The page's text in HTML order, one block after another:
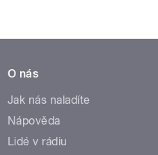
O nás
Jak nás naladíte
Nápověda
Lidé v rádiu